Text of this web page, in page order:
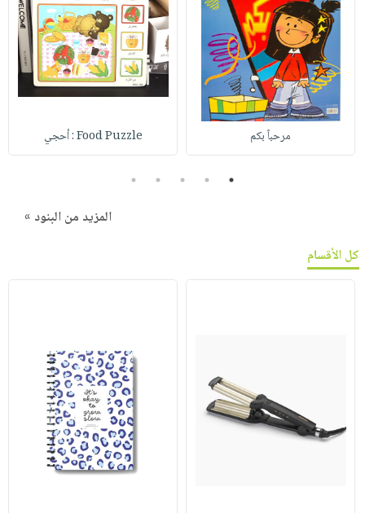
مرحباً بكم Food Puzzle : أحجي
1
2
3
4
5
المزيد من البنود »
كل الأقسام